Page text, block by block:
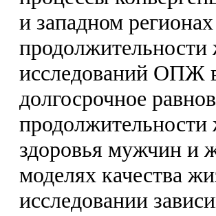
и западном
исследований ОПЖ в
долгосрочное
здоровья мужчин и
моделях качества
исследовании